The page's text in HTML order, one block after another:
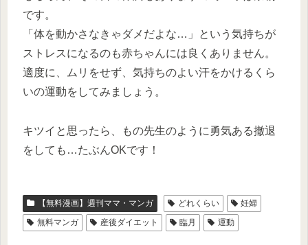
です。
「体を動かさなきゃダメだよな…」という気持ちが
ストレスになるのも赤ちゃんには良くありません。
適度に、ムリをせず、気持ちのよい汗をかけるくら
いの運動をしてみましょう。
キツイと思ったら、もの先生のように勇気ある撤退
をしても…たぶんOKです！
【無料漫画】週刊ママ・マンガ どれくらい
妊婦
無料マンガ
産後ダイエット 臨月 運動